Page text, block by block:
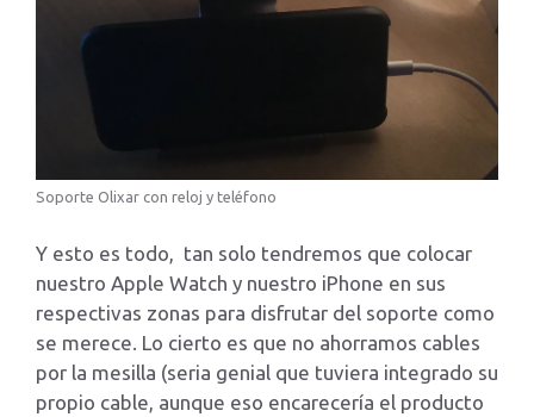
Soporte Olixar con reloj y teléfono
Y esto es todo, tan solo tendremos que colocar
nuestro Apple Watch y nuestro iPhone en sus
respectivas zonas para disfrutar del soporte como
se merece. Lo cierto es que no ahorramos cables
por la mesilla (seria genial que tuviera integrado su
propio cable, aunque eso encarecería el producto